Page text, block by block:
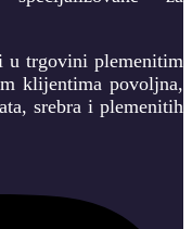
u trgovini plemenitim
klijentima povoljna,
srebra i plemenitih